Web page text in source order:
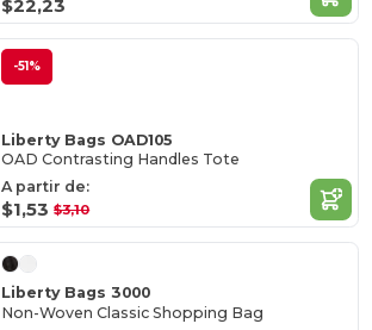
$22,23
-51%
Liberty Bags OAD105
OAD Contrasting Handles Tote
A partir de:
$1,53 $3,10
Liberty Bags 3000
Non-Woven Classic Shopping Bag